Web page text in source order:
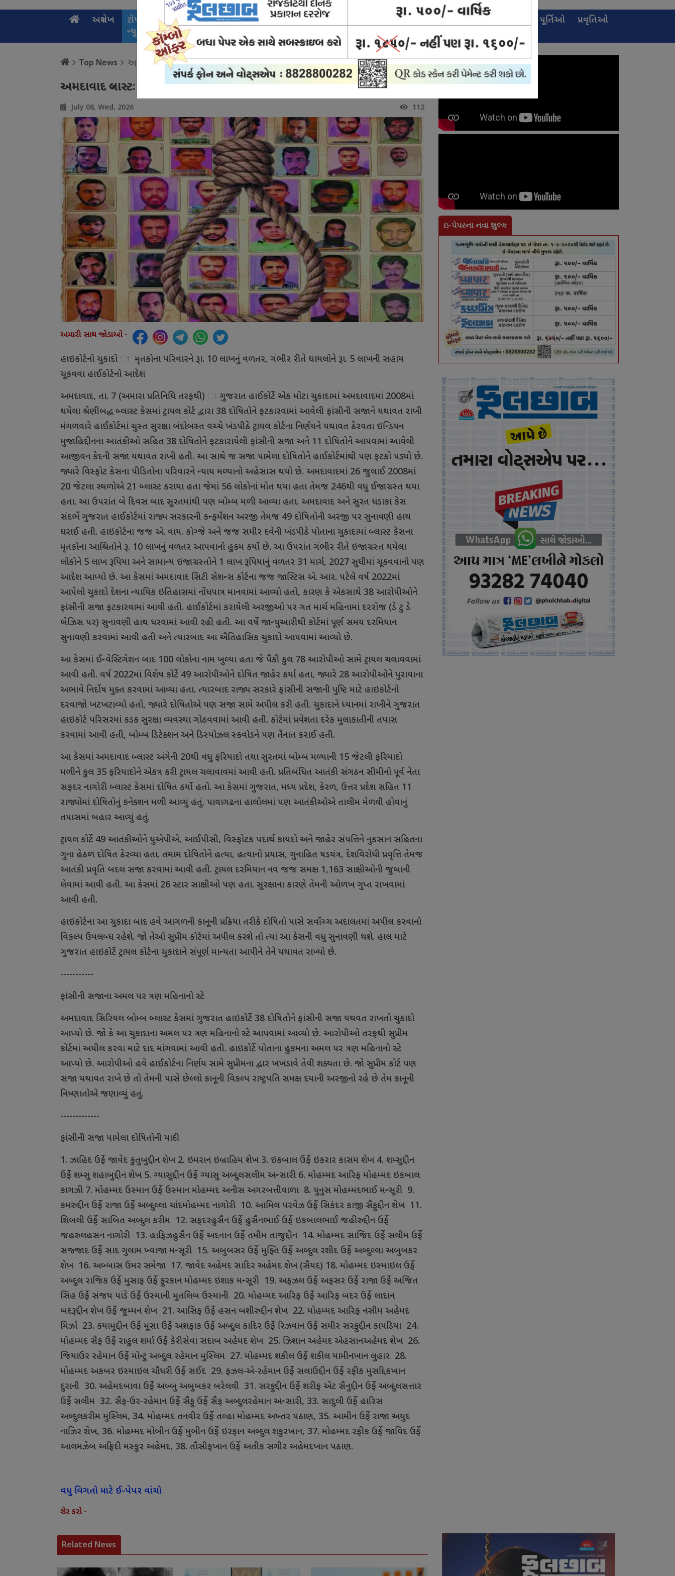
અગ્રલેખ
ટોપ
ન્યુઝ
નેશનલ
ન્યુઝ
સ્પોર્ટ
ક્રાઈમ
બ્રેકિંગ
રાજકોટ
પૂર્તિઓ પ્રવૃતિઓ
Top News અમદાવાદ બ્લાસ્ટઃ 38 દોષિતોની ફાંસી યથાવત્
અમદાવાદ બ્લાસ્ટઃ 38 દોષિતોની ફાંસી યથાવત્
July 08, Wed, 2026 112
અમારી સાથ જોડાઓ -
હાઇકોર્ટનો ચુકાદો મૃતકોના પરિવારને રૂા. 10 લાખનું વળતર, ગંભીર રીતે ઘાયલોને રૂા. 5 લાખની સહાય
ચૂકવવા હાઈકોર્ટનો આદેશ
અમદાવાદ, તા. 7 (અમારા પ્રતિનિધિ તરફથી) ગુજરાત હાઈકોર્ટે એક મોટા ચુકાદામાં અમદાવાદમાં2008માં
થયેલા શ્રેણીબદ્ધ બ્લાસ્ટ કેસમાં ટ્રાયલ કોર્ટ દ્વારા38 દોષિતોને ફટકારવામાં આવેલી ફાંસીની સજાને યથાવત રાખી
મંગળવારે હાઈકોર્ટમાં ચુસ્ત સુરક્ષા બંદોબસ્ત વચ્ચે ખંડપીઠે ટ્રાયલ કોર્ટના નિર્ણયને યથાવત ઠેરવતા ઇન્ડિયન
મુજાહિદ્દીનના આતંકીઓ સહિત38 દોષિતોને ફટકારાયેલી ફાંસીની સજા અને11 દોષિતોને આપવામાં આવેલી
આજીવન કેદની સજા યથાવત રાખી હતી. આ સાથે જ સજા પામેલા દોષિતોને હાઈકોર્ટમાંથી પણ ફટકો પડ્યો છે.
જ્યારે વિસ્ફોટ કેસના પીડિતોના પરિવારને ન્યાય મળ્યાનો અહેસાસ થયો છે. અમદાવાદમાં26 જુલાઈ 2008માં
20 જેટલા સ્થળોએ21 બ્લાસ્ટ કરાયા હતા જેમાં56 લોકોનાં મોત થયા હતા તેમજ246થી વધુ ઈજાગ્રસ્ત થયા
હતા. આ ઉપરાંત બે દિવસ બાદ સુરતમાંથી પણ બોમ્બ મળી આવ્યા હતા. અમદાવાદ અને સુરત ધડાકા કેસ
સંદર્ભે ગુજરાત હાઈકોર્ટમાં રાજ્ય સરકારની કન્ફર્મેશન અરજી તેમજ49 દોષિતોની અરજી પર સુનાવણી હાથ
ધરાઈ હતી. હાઇકોર્ટના જજ એ. વાય. કોગ્જે અને જજ સમીર દવેની ખંડપીઠે પોતાના ચુકાદામાં બ્લાસ્ટ કેસના
મૃતકોના આશ્રિતોને રૂ. 10 લાખનું વળતર આપવાનો હુકમ કર્યો છે. આ ઉપરાંત ગંભીર રીતે ઇજાગ્રસ્ત થયેલા
લોકોને5 લાખ રૂપિયા અને સામાન્ય ઇજાગ્રસ્તોને1 લાખ રૂપિયાનું વળતર31 માર્ચ, 2027 સુધીમાં ચૂકવવાનો પણ
આદેશ આપ્યો છે. આ કેસમાં અમદાવાદ સિટી સેશન્સ કોર્ટના જજ જાસ્ટિસ એ. આર. પટેલે વર્ષ2022માં
આપેલો ચુકાદો દેશના ન્યાયિક ઇતિહાસમાં નોંધપાત્ર માનવામાં આવ્યો હતો, કારણ કે એકસાથે38 આરોપીઓને
ફાંસીની સજા ફટકારવામાં આવી હતી. હાઈકોર્ટમાં કરાયેલી અરજીઓ પર ગત માર્ચ મહિનામાં દરરોજ(ડે ટુ ડે
બેઝિસ પર) સુનાવણી હાથ ધરવામાં આવી રહી હતી. આ વર્ષે જાન્યુઆરીથી કોર્ટમાં પૂર્ણ સમય દરમિયાન
સુનાવણી કરવામાં આવી હતી અને ત્યારબાદ આ ઐતિહાસિક ચુકાદો આપવામાં આવ્યો છે.
આ કેસમાં ઈન્વેસ્ટિગેશન બાદ100 લોકોના નામ ખુલ્યા હતા જે પૈકી કુલ78 આરોપીઓ સામે ટ્રાયલ ચલાવવામાં
આવી હતી. વર્ષ2022માં વિશેષ કોર્ટે49 આરોપીઓને દોષિત જાહેર કર્યા હતા, જ્યારે28 આરોપીઓને પુરાવાના
અભાવે નિર્દોષ મુક્ત કરવામાં આવ્યા હતા. ત્યારબાદ રાજ્ય સરકારે ફાંસીની સજાની પુષ્ટિ માટે હાઇકોર્ટનો
દરવાજો ખટખટાવ્યો હતો, જ્યારે દોષિતોએ પણ સજા સામે અપીલ કરી હતી. ચુકાદાને ધ્યાનમાં રાખીને ગુજરાત
હાઇકોર્ટ પરિસરમાં કડક સુરક્ષા વ્યવસ્થા ગોઠવવામાં આવી હતી. કોર્ટમાં પ્રવેશતા દરેક મુલાકાતીની તપાસ
કરવામાં આવી હતી, બોમ્બ ડિટેક્શન અને ડિસ્પોઝલ સ્કવોડને પણ તૈનાત કરાઈ હતી.
આ કેસમાં અમદાવાદ બ્લાસ્ટ અંગેની20થી વધુ ફરિયાદો તથા સુરતમાં બોમ્બ મળ્યાની15 જેટલી ફરિયાદો
મળીને કુલ35 ફરિયાદોને એકત્ર કરી ટ્રાયલ ચલાવાવમાં આવી હતી. પ્રતિબંધિત આતંકી સંગઠન સીમીનો પૂર્વ નેતા
સફદર નાગોરી બ્લાસ્ટ કેસમાં દોષિત ઠર્યો હતો. આ કેસમાં ગુજરાત, મધ્ય પ્રદેશ, કેરળ, ઉત્તર પ્રદેશ સહિત11
રાજ્યોમાં દોષિતોનું કનેક્શન મળી આવ્યું હતું. પાવાગઢના હાલોલમાં પણ આતંકીઓએ તાલીમ મેળવી હોવાનું
તપાસમાં બહાર આવ્યું હતું.
ટ્રાયલ કોર્ટે49 આતંકીઓને યુએપીએ, આઈપીસી, વિસ્ફોટક પદાર્થ કાયદો અને જાહેર સંપત્તિને નુકસાન સહિતના
ગુના હેઠળ દોષિત ઠેરવ્યા હતા. તમામ દોષિતોને હત્યા, હત્યાનો પ્રયાસ, ગુનાહિત ષડયંત્ર, દેશવિરોધી પ્રવૃત્તિ તેમજ
આતંકી પ્રવૃતિ બદલ સજા કરવામાં આવી હતી. ટ્રાયલ દરમિયાન નવ જજ સમક્ષ1,163 સાક્ષીઓની જુબાની
લેવામાં આવી હતી. આ કેસમાં26 સ્ટાર સાક્ષીઓ પણ હતા. સુરક્ષાના કારણે તેમની ઓળખ ગુપ્ત રાખવામાં
આવી હતી.
હાઇકોર્ટના આ ચુકાદા બાદ હવે આગળની કાનૂની પ્રક્રિયા તરીકે દોષિતો પાસે સર્વોચ્ચ અદાલતમાં અપીલ કરવાનો
વિકલ્પ ઉપલબ્ધ રહેશે. જો તેઓ સુપ્રીમ કોર્ટમાં અપીલ કરશે તો ત્યાં આ કેસની વધુ સુનાવણી થશે. હાલ માટે
ગુજરાત હાઇકોર્ટે ટ્રાયલ કોર્ટના ચુકાદાને સંપૂર્ણ માન્યતા આપીને તેને યથાવત રાખ્યો છે.
-----------
ફાંસીની સજાના અમલ પર ત્રણ મહિનાનો સ્ટે
અમદાવાદ સિરિયલ બોમ્બ બ્લાસ્ટ કેસમાં ગુજરાત હાઇકોર્ટે38 દોષિતોને ફાંસીની સજા યથવત રાખતો ચુકાદો
આપ્યો છે. જો કે આ ચુકાદાના અમલ પર ત્રણ મહિનાનો સ્ટે આપવામાં આવ્યો છે. આરોપીઓ તરફથી સુપ્રીમ
કોર્ટમાં અપીલ કરવા માટે દાદ માંગવામાં આવી હતી. હાઇકોર્ટે પોતાના હુકમના અમલ પર ત્રણ મહિનાનો સ્ટે
આપ્યો છે. આરોપીઓ હવે હાઈકોર્ટના નિર્ણય સામે સુપ્રીમના દ્વાર ખખડાવે તેવી શક્યતા છે. જો સુપ્રીમ કોર્ટ પણ
સજા યથાવત રાખે છે તો તેમની પાસે છેલ્લો કાનૂની વિકલ્પ રાષ્ટ્રપતિ સમક્ષ દયાની અરજીનો રહે છે તેમ કાનૂની
નિષ્ણાતોએ જણાવ્યું હતું.
-------------
ફાંસીની સજા પામેલા દોષિતોની યાદી
1. ઝાહિદ ઉર્ફે જાવેદ કુતુબુદ્દીન શેખ2. ઇમરાન ઇબ્રાહિમ શેખ3. ઇકબાલ ઉર્ફે ઇકરાર કાસમ શેખ4. શમ્સુદ્દીન
ઉર્ફે શમ્સુ શહાબુદ્દીન શેખ5. ગ્યાસુદ્દીન ઉર્ફે ગ્યાસુ અબ્દુલસલીમ અન્સારી6. મોહમ્મદ આરિફ મોહમ્મદ ઇકબાલ
કાગઝી7. મોહમ્મદ ઉસ્માન ઉર્ફે ઉસ્માન મોહમ્મદ અનીસ અગરબત્તીવાળા 8. યુનુસ મોહમ્મદભાઈ મન્સૂરી 9.
કમરુદ્દીન ઉર્ફે રાજા ઉર્ફે અબ્દુલ્લા ચાંદમોહમ્મદ નાગોરી 10. આમિલ પરવેઝ ઉર્ફે સિકંદર કાજી સૈફુદ્દીન શેખ 11.
શિબલી ઉર્ફે સાબિત અબ્દુલ કરીમ 12. સફદરહુસૈન ઉર્ફે હુસૈનભાઈ ઉર્ફે ઇકબાલભાઈ જહીરુદ્દીન ઉર્ફે
જહરુલહસન નાગોરી 13. હાફિઝહુસૈન ઉર્ફે અદનાન ઉર્ફે તમીમ તાજુદ્દીન 14. મોહમ્મદ સાજિદ ઉર્ફે સલીમ ઉર્ફે
સજ્જાદ ઉર્ફે સાદ ગુલામ ખ્વાજા મન્સૂરી 15. અબુબસર ઉર્ફે મુફ્તિ ઉર્ફે અબ્દુલ રશીદ ઉર્ફે અબ્દુલ્લા અબુબકર
શેખ 16. અબ્બાસ ઉમર સમેજા 17. જાવેદ અહેમદ સાદિર અહેમદ શેખ(સૈયદ) 18. મોહમ્મદ ઇસ્માઇલ ઉર્ફે
અબ્દુલ રાજિક ઉર્ફે મુસાફ ઉર્ફે ફુરકાન મોહમ્મદ ઇશાક મન્સૂરી 19. અફઝલ ઉર્ફે અફસર ઉર્ફે રાજા ઉર્ફે અજિત
સિંહ ઉર્ફે સંજય પાંડે ઉર્ફે ઉસ્માની મુતલિબ ઉસ્માની 20. મોહમ્મદ આરિફ ઉર્ફે આરિફ બદર ઉર્ફે લાદાન
બદરૂદ્દીન શેખ ઉર્ફે જુમ્મન શેખ 21. આસિફ ઉર્ફે હસન બશીરુદ્દીન શેખ 22. મોહમ્મદ આરિફ નસીમ અહેમદ
મિર્ઝા 23. કયામુદ્દીન ઉર્ફે મૂસા ઉર્ફે અશફાક ઉર્ફે અબ્દુલ કાદિર ઉર્ફે રિઝવાન ઉર્ફે સમીર સરફુદ્દીન કાપડિયા 24.
મોહમ્મદ સૈફ ઉર્ફે રાહુલ શર્મા ઉર્ફે કેરીસેવા સદાબ અહેમદ શેખ 25. ઝિશાન અહેમદ એહસાનઅહેમદ શેખ 26.
જિયાઉર રહેમાન ઉર્ફે મોન્ટુ અબ્દુલ રહેમાન મુસ્લિમ 27. મોહમ્મદ શકીલ ઉર્ફે શકીલ યામીનખાન લુહાર 28.
મોહમ્મદ અકબર ઇસ્માઇલ ચૌધરી ઉર્ફે સઈદ 29. ફઝલ-એ-રહેમાન ઉર્ફે સલાઉદ્દીન ઉર્ફે રફીક મુસદ્દિકખાન
દુરાની 30. અહેમદબાવા ઉર્ફે અબ્બુ અબુબકર બરેલવી 31. સરફુદ્દીન ઉર્ફે શરીફ એટ સૈનુદ્દીન ઉર્ફે અબ્દુલસત્તાર
ઉર્ફે સલીમ 32. સૈફ-ઉર-રહેમાન ઉર્ફે સૈફુ ઉર્ફે સૈફ અબ્દુલરહેમાન અન્સારી, 33. સાદુલી ઉર્ફે હારિસ
અબ્દુલકરીમ મુસ્લિમ, 34. મોહમ્મદ તનવીર ઉર્ફે તલ્હા મોહમ્મદ અખ્તર પઠાણ, 35. આમીન ઉર્ફે રાજા અયુદ
નાઝિર શેખ, 36. મોહમ્મદ મોબીન ઉર્ફે મુબીન ઉર્ફે ઇરફાન અબ્દુલ શકુરખાન, 37. મોહમ્મદ રફીક ઉર્ફે જાવિદ ઉર્ફે
આલમઝેબ અફ્રિદી મસ્કુર અહેમદ, 38. તૌસીફખાન ઉર્ફે અતીક સગીર અહેમદખાન પઠાણ.
વધુ વિગતો માટે ઈ-પેપર વાંચો
શેર કરો -
ઇ-પેપરના નવા શુલ્ક
Related News